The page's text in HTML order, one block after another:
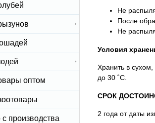
Не
После
Не
Условия
Хранить в
до 30 ˚С.
СРОК
2 года от даты
оптом
производства